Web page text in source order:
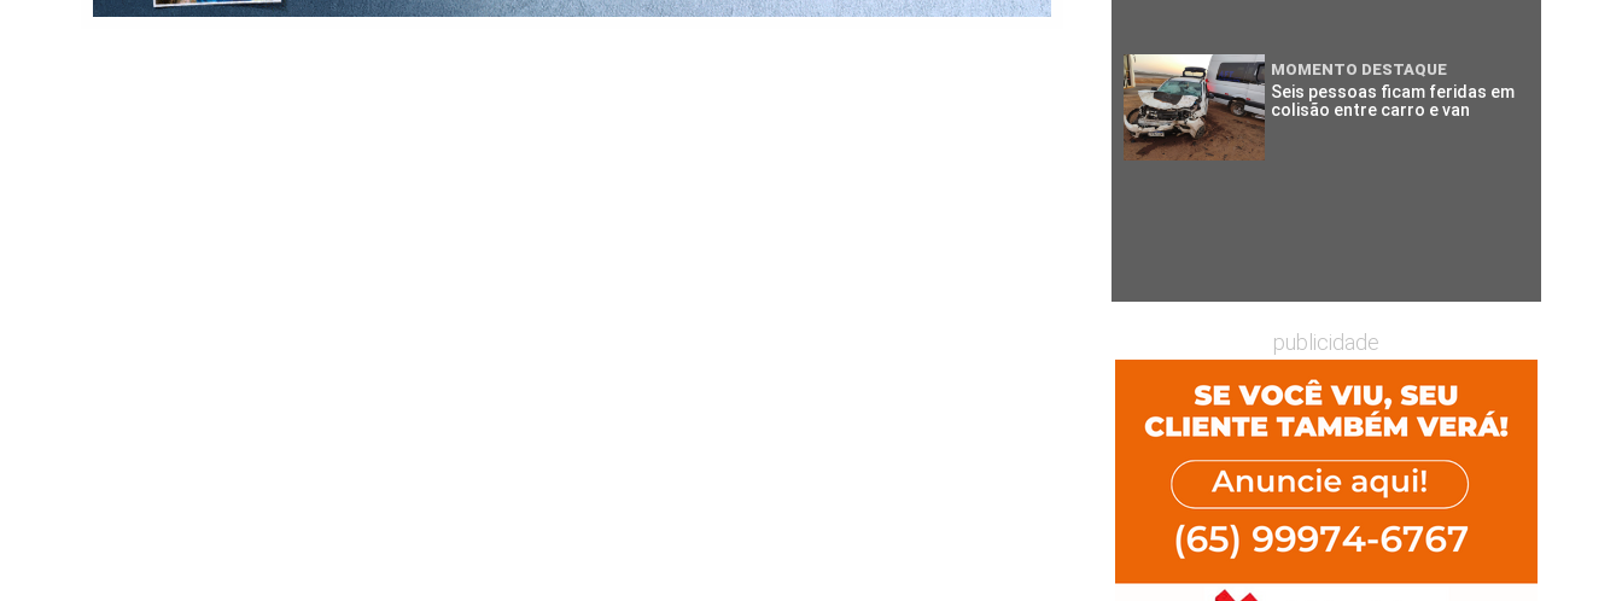
MOMENTO DESTAQUE
Seis pessoas ficam feridas em
colisão entre carro e van
publicidade